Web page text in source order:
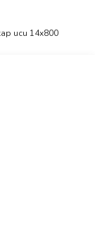
ucu 14x800